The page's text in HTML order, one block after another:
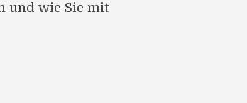
und wie Sie mit